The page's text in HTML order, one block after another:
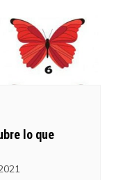
lo que